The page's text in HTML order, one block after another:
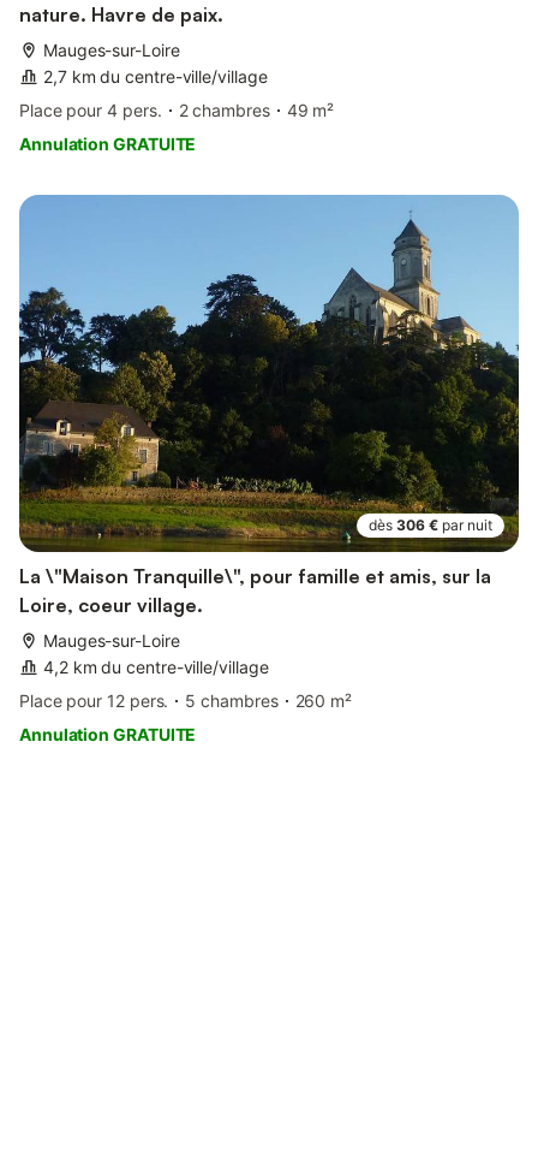
nature. Havre de paix.
Mauges-sur-Loire
2,7 km du centre-ville/village
Place pour 4 pers.
2 chambres
49 m²
Annulation GRATUITE
dès 306 € par nuit
La \"Maison Tranquille\", pour famille et amis, sur la
Loire, coeur village.
Mauges-sur-Loire
4,2 km du centre-ville/village
Place pour 12 pers.
5 chambres
260 m²
Annulation GRATUITE